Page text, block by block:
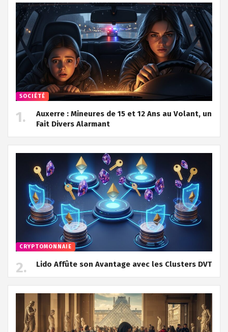
SOCIÉTÉ
Auxerre : Mineures de 15 et 12 Ans au Volant, un
Fait Divers Alarmant
CRYPTOMONNAIE
Lido Affûte son Avantage avec les Clusters DVT